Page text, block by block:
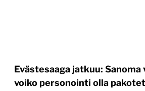
Evästesaaga jatkuu: Sanoma
voiko personointi olla